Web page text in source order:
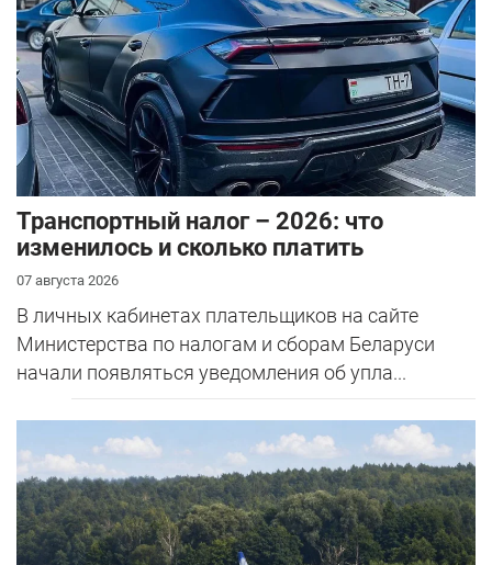
Транспортный налог – 2026: что
изменилось и сколько платить
07 августа 2026
В личных кабинетах плательщиков на сайте
Министерства по налогам и сборам Беларуси
начали появляться уведомления об упла...